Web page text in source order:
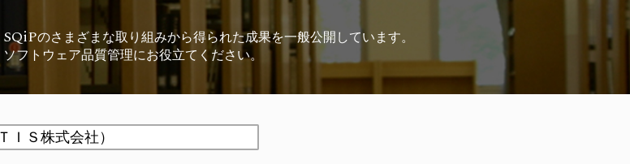
SQiPのさまざまな取り組みから得られた成果を一般公開しています。
ソフトウェア品質管理にお役立てください。